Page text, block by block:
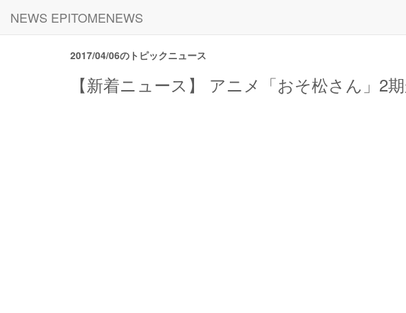
NEWS EPITOMENEWS
2017/04/06のトピックニュース
【新着ニュース】 アニメ「おそ松さん」